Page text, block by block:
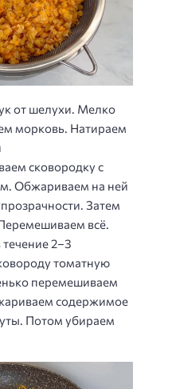
от шелухи. Мелко
морковь. Натираем
сковородку с
Обжариваем на ней
Затем
всё.
2–3
томатную
перемешиваем
содержимое
Потом убираем